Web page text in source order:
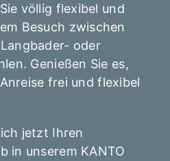
völlig flexibel und
Besuch zwischen
oder
Genießen Sie es,
frei und flexibel
jetzt Ihren
in unserem KANTO